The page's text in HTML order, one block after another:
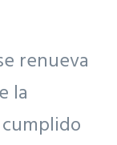
renueva
la